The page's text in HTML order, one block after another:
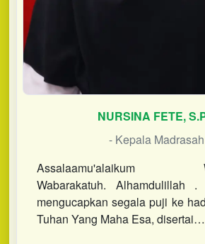
NURSINA FETE,
- Kepala
Assalaamu'alaikum
Wabarakatuh.
mengucapkan segala puji ke
Tuhan Yang Maha Esa, disertai…